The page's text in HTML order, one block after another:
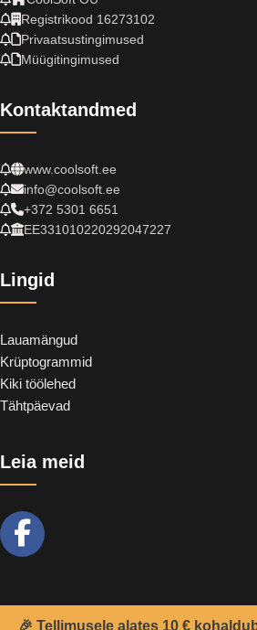
Registrikood 16273102
Privaatsustingimused
Müügitingimused
Kontaktandmed
www.coolsoft.ee
info@coolsoft.ee
+372 5301 6651
EE331010220292047227
Lingid
Lauamängud
Krüptogrammid
Kiki töölehed
Tähtpäevad
Leia meid
🎉 Tellimusele alates 10 €